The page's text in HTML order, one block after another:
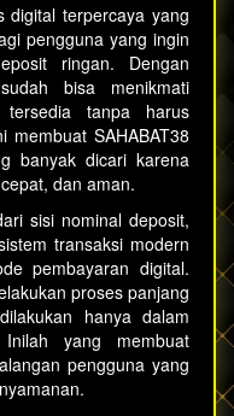
digital terpercaya yang
pengguna yang ingin
ringan. Dengan
bisa menikmati
tanpa harus
membuat SAHABAT38
banyak dicari karena
dan aman.
sisi nominal deposit,
transaksi modern
pembayaran digital.
proses panjang
hanya dalam
yang membuat
pengguna yang